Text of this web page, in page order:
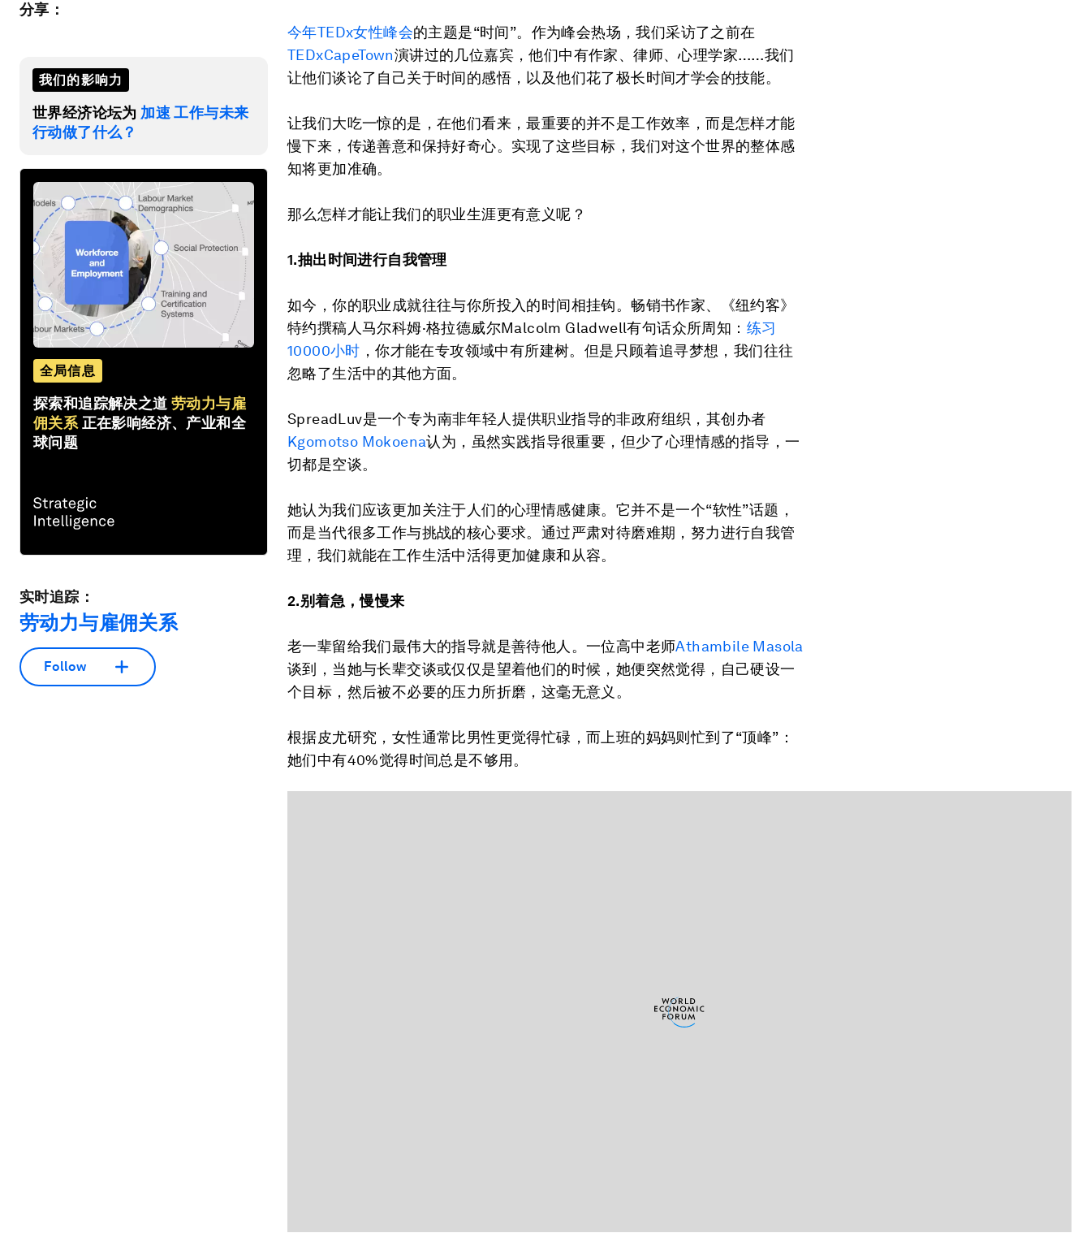
分享：
我们的影响力
世界经济论坛为 加速 工作与未来
行动做了什么？
全局信息
探索和追踪解决之道 劳动力与雇
佣关系 正在影响经济、产业和全
球问题
实时追踪：
劳动力与雇佣关系
Follow
今年TEDx女性峰会的主题是“时间”。作为峰会热场，我们采访了之前在
TEDxCapeTown演讲过的几位嘉宾，他们中有作家、律师、心理学家……我们
让他们谈论了自己关于时间的感悟，以及他们花了极长时间才学会的技能。
让我们大吃一惊的是，在他们看来，最重要的并不是工作效率，而是怎样才能
慢下来，传递善意和保持好奇心。实现了这些目标，我们对这个世界的整体感
知将更加准确。
那么怎样才能让我们的职业生涯更有意义呢？
1.抽出时间进行自我管理
如今，你的职业成就往往与你所投入的时间相挂钩。畅销书作家、《纽约客》
特约撰稿人马尔科姆·格拉德威尔Malcolm Gladwell有句话众所周知： 练习
10000小时 ，你才能在专攻领域中有所建树。但是只顾着追寻梦想，我们往往
忽略了生活中的其他方面。
SpreadLuv是一个专为南非年轻人提供职业指导的非政府组织，其创办者
Kgomotso Mokoena认为，虽然实践指导很重要，但少了心理情感的指导，一
切都是空谈。
她认为我们应该更加关注于人们的心理情感健康。它并不是一个“软性”话题，
而是当代很多工作与挑战的核心要求。通过严肃对待磨难期，努力进行自我管
理，我们就能在工作生活中活得更加健康和从容。
2.别着急，慢慢来
老一辈留给我们最伟大的指导就是善待他人。一位高中老师Athambile Masola
谈到，当她与长辈交谈或仅仅是望着他们的时候，她便突然觉得，自己硬设一
个目标，然后被不必要的压力所折磨，这毫无意义。
根据皮尤研究，女性通常比男性更觉得忙碌，而上班的妈妈则忙到了“顶峰”：
她们中有40%觉得时间总是不够用。